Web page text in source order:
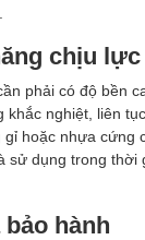
chịu lực
phải có độ bền
nghiệt, liên
hoặc nhựa cứng
sử dụng trong thời
hành